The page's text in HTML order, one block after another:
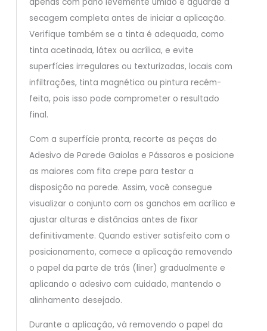
apenas com pano levemente úmido e aguarde a
secagem completa antes de iniciar a aplicação.
Verifique também se a tinta é adequada, como
tinta acetinada, látex ou acrílica, e evite
superfícies irregulares ou texturizadas, locais com
infiltrações, tinta magnética ou pintura recém-
feita, pois isso pode comprometer o resultado
final.
Com a superfície pronta, recorte as peças do
Adesivo de Parede Gaiolas e Pássaros e posicione
as maiores com fita crepe para testar a
disposição na parede. Assim, você consegue
visualizar o conjunto com os ganchos em acrílico e
ajustar alturas e distâncias antes de fixar
definitivamente. Quando estiver satisfeito com o
posicionamento, comece a aplicação removendo
o papel da parte de trás (liner) gradualmente e
aplicando o adesivo com cuidado, mantendo o
alinhamento desejado.
Durante a aplicação, vá removendo o papel da